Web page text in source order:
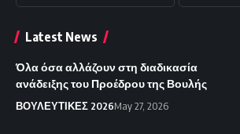
Latest News
Όλα όσα αλλάζουν στη διαδικασία
ανάδειξης του Προέδρου της Βουλής
ΒΟΥΛΕΥΤΙΚΕΣ 2026May 27, 2026